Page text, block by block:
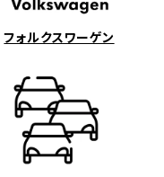
フォルクスワーゲン